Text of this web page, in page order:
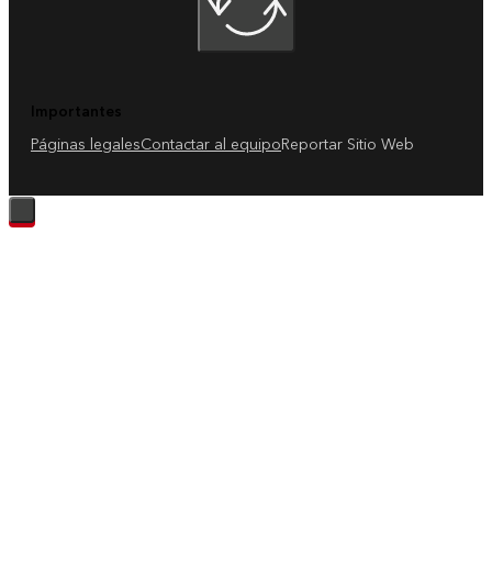
Importantes
Páginas legalesContactar al equipo Reportar Sitio Web